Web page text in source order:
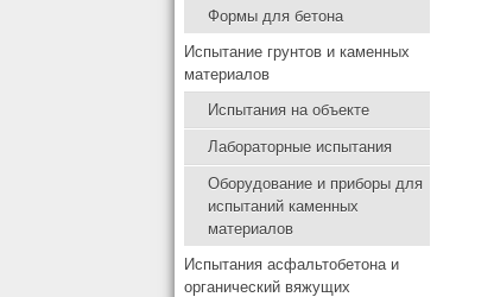
Формы для бетона
Испытание грунтов и каменных
материалов
Испытания на объекте
Лабораторные испытания
Оборудование и приборы для
испытаний каменных
материалов
Испытания асфальтобетона и
органический вяжущих